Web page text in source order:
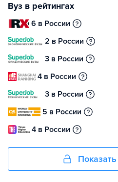
Вуз в рейтингах
6 в России
2 в России
3 в России
4 в России
3 в России
5 в России
4 в России